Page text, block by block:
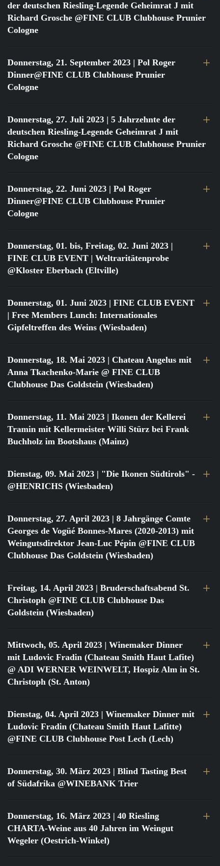
der deutschen Riesling-Legende Geheimrat J mit
Richard Grosche @FINE CLUB Clubhouse Prunier
Cologne
Donnerstag, 21. September 2023 | Pol Roger
Dinner@FINE CLUB Clubhouse Prunier
Cologne
Donnerstag, 27. Juli 2023 | 5 Jahrzehnte der
deutschen Riesling-Legende Geheimrat J mit
Richard Grosche @FINE CLUB Clubhouse Prunier
Cologne
Donnerstag, 22. Juni 2023 | Pol Roger
Dinner@FINE CLUB Clubhouse Prunier
Cologne
Donnerstag, 01. bis, Freitag, 02. Juni 2023 |
FINE CLUB EVENT | Weltraritätenprobe
@Kloster Eberbach (Eltville)
Donnerstag, 01. Juni 2023 | FINE CLUB EVENT
| Free Members Lunch: Internationales
Gipfeltreffen des Weins (Wiesbaden)
Donnerstag, 18. Mai 2023 | Chateau Angelus mit
Anna Tkachenko-Marie @ FINE CLUB
Clubhouse Das Goldstein (Wiesbaden)
Donnerstag, 11. Mai 2023 | Ikonen der Kellerei
Tramin mit Kellermeister Willi Stürz bei Frank
Buchholz im Bootshaus (Mainz)
Dienstag, 09. Mai 2023 | "Die Ikonen Südtirols" -
@HENRICHS (Wiesbaden)
Donnerstag, 27. April 2023 | 8 Jahrgänge Comte
Georges de Vogüé Bonnes-Mares (2020-2013) mit
Weingutsdirektor Jean-Luc Pépin @FINE CLUB
Clubhouse Das Goldstein (Wiesbaden)
Freitag, 14. April 2023 | Bruderschaftsabend St.
Christoph @FINE CLUB Clubhouse Das
Goldstein (Wiesbaden)
Mittwoch, 05. April 2023 | Winemaker Dinner
mit Ludovic Fradin (Chateau Smith Haut Lafite)
@ ADI WERNER WEINWELT, Hospiz Alm in St.
Christoph (St. Anton)
Dienstag, 04. April 2023 | Winemaker Dinner mit
Ludovic Fradin (Chateau Smith Haut Lafitte)
@FINE CLUB Clubhouse Post Lech (Lech)
Donnerstag, 30. März 2023 | Blind Tasting Best
of Südafrika @WINEBANK Trier
Donnerstag, 16. März 2023 | 40 Riesling
CHARTA-Weine aus 40 Jahren im Weingut
Wegeler (Oestrich-Winkel)